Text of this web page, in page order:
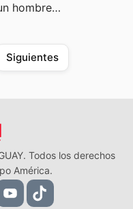
hombre…
Siguientes
Todos los derechos
América.